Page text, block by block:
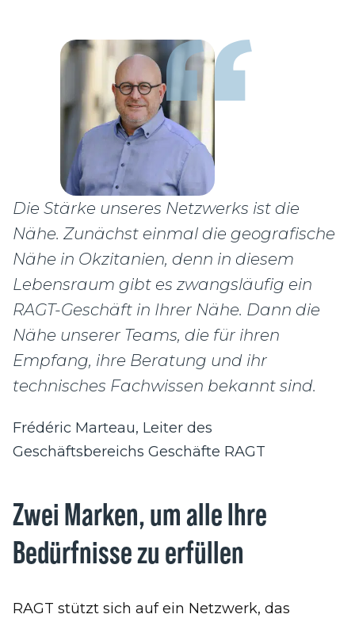
Die Stärke unseres Netzwerks ist die
Nähe. Zunächst einmal die geografische
Nähe in Okzitanien, denn in diesem
Lebensraum gibt es zwangsläufig ein
RAGT-Geschäft in Ihrer Nähe. Dann die
Nähe unserer Teams, die für ihren
Empfang, ihre Beratung und ihr
technisches Fachwissen bekannt sind.
Frédéric Marteau, Leiter des
Geschäftsbereichs Geschäfte RAGT
Zwei Marken, um alle Ihre
Bedürfnisse zu erfüllen
RAGT stützt sich auf ein Netzwerk, das